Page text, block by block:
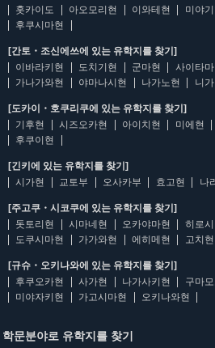
홋카이도
아오모리현 이와테현 미야기
후쿠시마현
[간토・조신에쓰에 있는 유학지를 찾기]
이바라키현
도치기현 군마현 사이타마
가나가와현
야마나시현 나가노현 니
[도카이・호쿠리쿠에 있는 유학지를 찾기]
기후현
시즈오카현 아이치현 미에현
후쿠이현
[긴키에 있는 유학지를 찾기]
시가현
교토부 오사카부 효고현 나
[주고쿠・시코쿠에 있는 유학지를 찾기]
돗토리현
시마네현 오카야마현 히로
도쿠시마현
가가와현 에히메현 고치현
[규슈・오키나와에 있는 유학지를 찾기]
후쿠오카현
사가현 나가사키현 구마
미야자키현
가고시마현 오키나와현
학문분야로 유학지를 찾기